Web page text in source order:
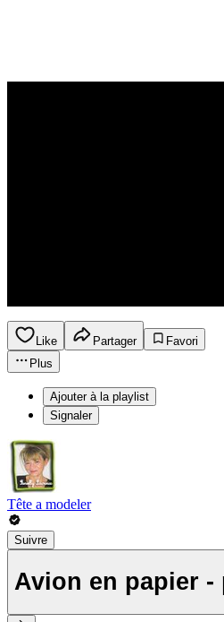
Like Partager
Favori
Plus
Ajouter à la playlist
Signaler
Tête a modeler
Suivre
Avion en papier -